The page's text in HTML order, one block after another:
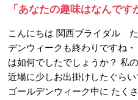
「あなたの趣味はなんです
こんにちは 関西ブライダル
デンウィークも終わりですね
は如何でしたでしょうか？ 私
近場に少しお出掛けしたぐら
ゴールデンウィーク中に たく